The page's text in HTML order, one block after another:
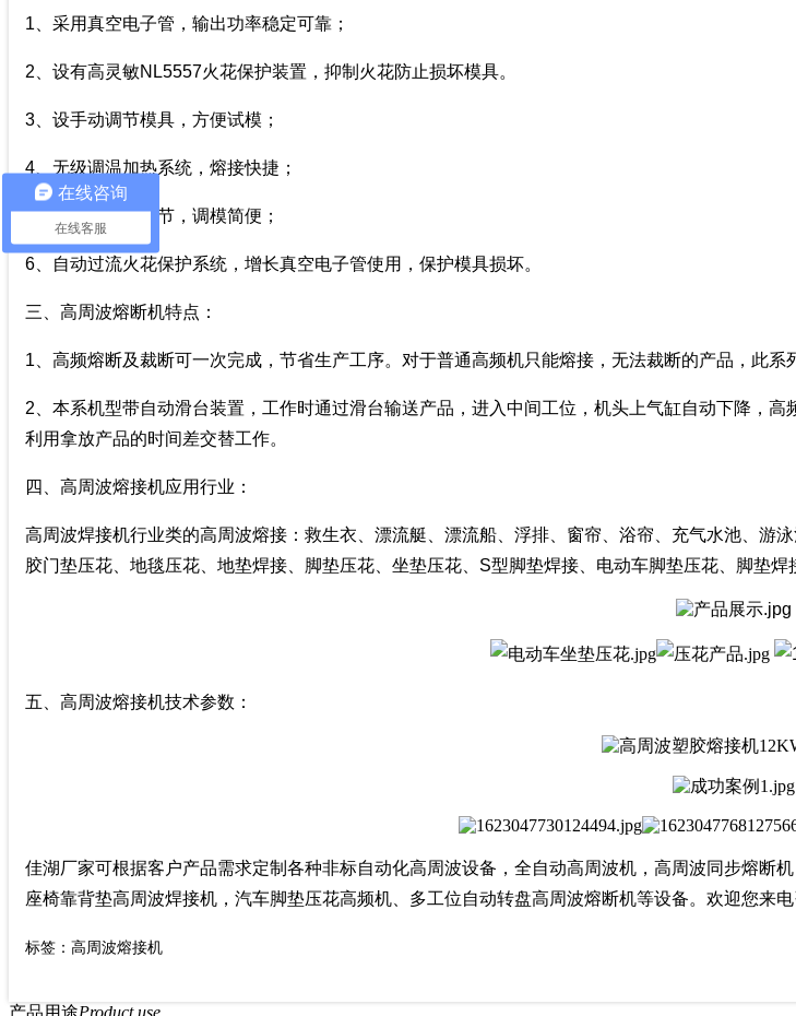
1、采用真空电子管，输出功率稳定可靠；
2、设有高灵敏NL5557火花保护装置，抑制火花防止损坏模具。
3、设手动调节模具，方便试模；
4、无级调温加热系统，熔接快捷；
5、四角式水平调节，调模简便；
6、自动过流火花保护系统，增长真空电子管使用，保护模具损坏。
三、高周波熔断机特点：
1、高频熔断及裁断可一次完成，节省生产工序。对于普通高频机只能熔接，无法裁断的产品，此系
2、本系机型带自动滑台装置，工作时通过滑台输送产品，进入中间工位，机头上气缸自动下降，
利用拿放产品的时间差交替工作。
四、高周波熔接机应用行业：
高周波焊接机行业类的高周波熔接：救生衣、漂流艇、漂流船、浮排、窗帘、浴帘、充气水池、游
胶门垫压花、地毯压花、地垫焊接、脚垫压花、坐垫压花、S型脚垫焊接、电动车脚垫压花、脚垫焊
五、 高周波熔接机技术参数：
佳湖厂家可根据客户产品需求定制各种非标自动化高周波设备，全自动高周波机，高周波同步熔断
座椅靠背垫高周波焊接机，汽车脚垫压花高频机、多工位自动转盘高周波熔断机等设备。欢迎您
标签：高周波熔接机
在线咨询
在线客服